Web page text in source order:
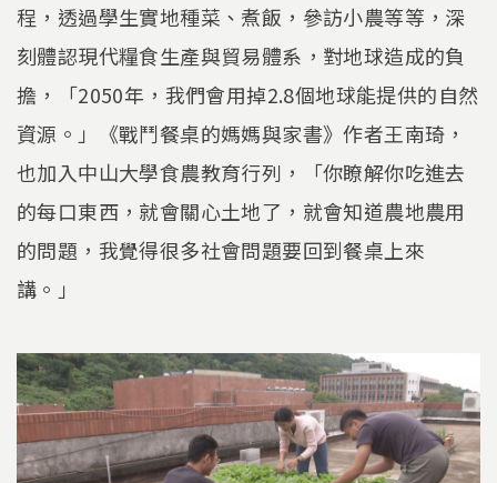
程，透過學生實地種菜、煮飯，參訪小農等等，深
刻體認現代糧食生產與貿易體系，對地球造成的負
擔，「2050年，我們會用掉2.8個地球能提供的自然
資源。」《戰鬥餐桌的媽媽與家書》作者王南琦，
也加入中山大學食農教育行列，「你瞭解你吃進去
的每口東西，就會關心土地了，就會知道農地農用
的問題，我覺得很多社會問題要回到餐桌上來
講。」